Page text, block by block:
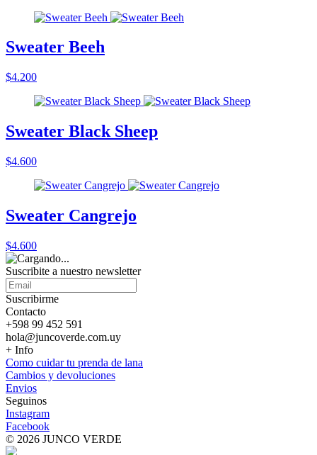
Sweater Beeh
$4.200
Sweater Black Sheep
$4.600
Sweater Cangrejo
$4.600
Suscribite a nuestro newsletter
Suscribirme
Contacto
+598 99 452 591
hola@juncoverde.com.uy
+ Info
Como cuidar tu prenda de lana
Cambios y devoluciones
Envios
Seguinos
Instagram
Facebook
© 2026 JUNCO VERDE